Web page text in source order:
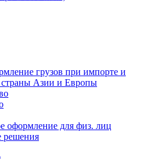
грузов при импорте и
страны Азии и Европы
оформление для физ. лиц
решения